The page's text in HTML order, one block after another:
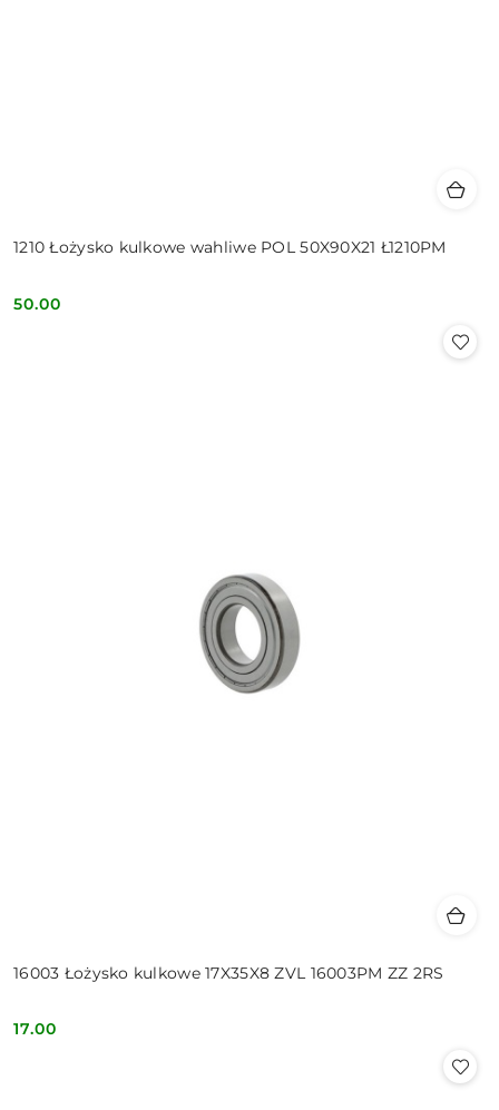
1210 Łożysko kulkowe wahliwe POL 50X90X21 Ł1210PM
Cena:
50.00
16003 Łożysko kulkowe 17X35X8 ZVL 16003PM ZZ 2RS
Cena:
17.00